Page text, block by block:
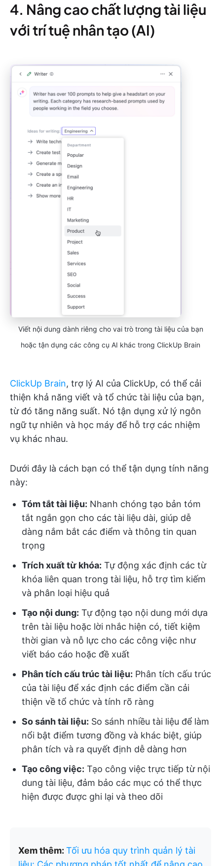
4. Nâng cao chất lượng tài liệu
với trí tuệ nhân tạo (AI)
Viết nội dung dành riêng cho vai trò trong tài liệu của bạn
hoặc tận dụng các công cụ AI khác trong ClickUp Brain
ClickUp Brain, trợ lý AI của ClickUp, có thể cải
thiện khả năng viết và tổ chức tài liệu của bạn,
từ đó tăng năng suất. Nó tận dụng xử lý ngôn
ngữ tự nhiên và học máy để hỗ trợ các nhiệm
vụ khác nhau.
Dưới đây là cách bạn có thể tận dụng tính năng
này:
Tóm tắt tài liệu: Nhanh chóng tạo bản tóm
tắt ngắn gọn cho các tài liệu dài, giúp dễ
dàng nắm bắt các điểm và thông tin quan
trọng
Trích xuất từ khóa: Tự động xác định các từ
khóa liên quan trong tài liệu, hỗ trợ tìm kiếm
và phân loại hiệu quả
Tạo nội dung: Tự động tạo nội dung mới dựa
trên tài liệu hoặc lời nhắc hiện có, tiết kiệm
thời gian và nỗ lực cho các công việc như
viết báo cáo hoặc đề xuất
Phân tích cấu trúc tài liệu: Phân tích cấu trúc
của tài liệu để xác định các điểm cần cải
thiện về tổ chức và tính rõ ràng
So sánh tài liệu: So sánh nhiều tài liệu để làm
nổi bật điểm tương đồng và khác biệt, giúp
phân tích và ra quyết định dễ dàng hơn
Tạo công việc: Tạo công việc trực tiếp từ nội
dung tài liệu, đảm bảo các mục có thể thực
hiện được được ghi lại và theo dõi
Xem thêm: Tối ưu hóa quy trình quản lý tài